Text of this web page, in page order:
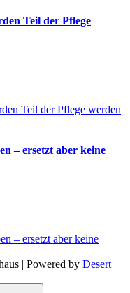
Teil der Pflege
– ersetzt aber keine
| Powered by Desert